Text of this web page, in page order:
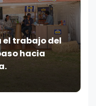
trabajo del
hacia